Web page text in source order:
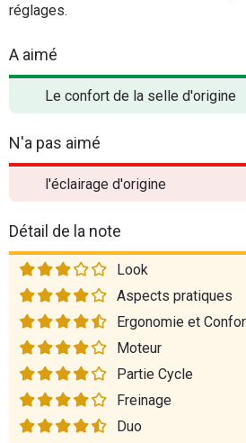
réglages.
A aimé
Le confort de la selle d'origine
N'a pas aimé
l'éclairage d'origine
Détail de la note
Look
Aspects pratiques
Ergonomie et
Moteur
Partie Cycle
Freinage
Duo